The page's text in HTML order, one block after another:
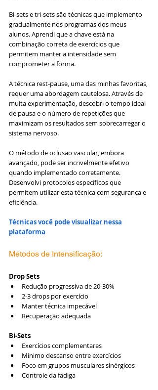
Bi-sets e tri-sets são técnicas que implemento
gradualmente nos programas dos meus
alunos. Aprendi que a chave está na
combinação correta de exercícios que
permitem manter a intensidade sem
comprometer a forma.
A técnica rest-pause, uma das minhas favoritas,
requer uma abordagem cautelosa. Através de
muita experimentação, descobri o tempo ideal
de pausa e o número de repetições que
maximizam os resultados sem sobrecarregar o
sistema nervoso.
O método de oclusão vascular, embora
avançado, pode ser incrivelmente efetivo
quando implementado corretamente.
Desenvolvi protocolos específicos que
permitem utilizar esta técnica com segurança e
eficiência.
Técnicas você pode visualizar nessa
plataforma
Métodos de Intensificação:
Drop Sets
Redução progressiva de 20-30%
2-3 drops por exercício
Manter técnica impecável
Recuperação adequada
Bi-Sets
Exercícios complementares
Mínimo descanso entre exercícios
Foco em grupos musculares sinérgicos
Controle da fadiga